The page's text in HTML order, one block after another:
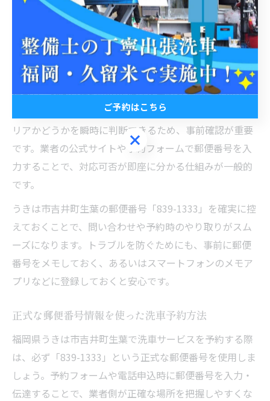
報を参照し、転記ミス・入力漏れに注意しましょう。
洗車サービスで役立つ郵便番号確認法
洗車サービスを利用する際、郵便番号の確認は予約や見
積もり、訪問日程調整の正確性を高めるために欠かせま
せん。特に出張洗車の場合、郵便番号でサービス対応エ
リアかどうかを瞬時に判断できるため、事前確認が重要
です。業者の公式サイトや予約フォームで郵便番号を入
力することで、対応可否が即座に分かる仕組みが一般的
です。
うきは市吉井町生葉の郵便番号「839-1333」を確実に控
えておくことで、問い合わせや予約時のやり取りがスム
ーズになります。トラブルを防ぐためにも、事前に郵便
番号をメモしておく、あるいはスマートフォンのメモア
プリなどに登録しておくと安心です。
正式な郵便番号情報を使った洗車予約方法
福岡県うきは市吉井町生葉で洗車サービスを予約する際
は、必ず「839-1333」という正式な郵便番号を使用しま
しょう。予約フォームや電話申込時に郵便番号を入力・
伝達することで、業者側が正確な場所を把握しやすくな
ご予約はこちら
ご予約はこちら